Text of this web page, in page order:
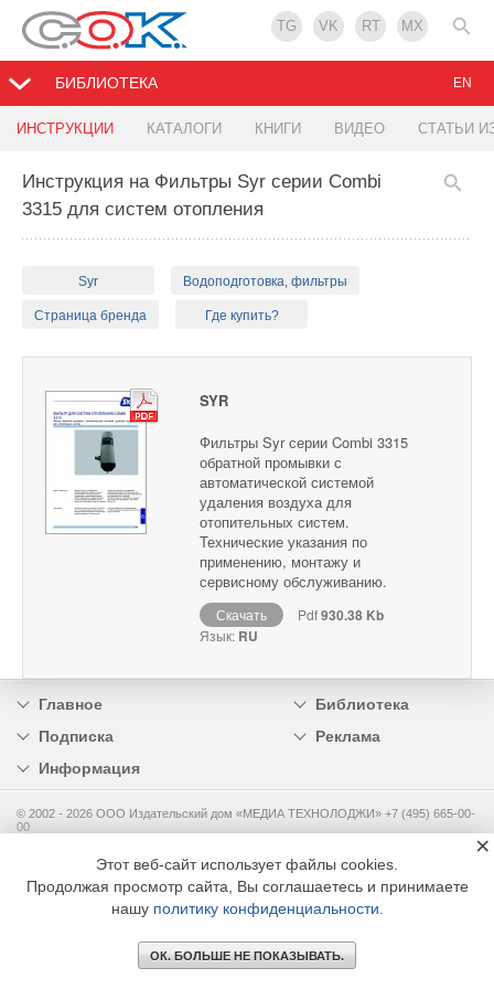
TG VK RT MX
БИБЛИОТЕКА
ИНСТРУКЦИИ КАТАЛОГИ КНИГИ ВИДЕО СТАТЬИ
EN
Инструкция на Фильтры Syr серии Combi
3315 для систем отопления
Syr Водоподготовка, фильтры
Страница бренда Где купить?
SYR
Фильтры Syr серии Combi 3315
обратной промывки с
автоматической системой
удаления воздуха для
отопительных систем.
Технические указания по
применению, монтажу и
сервисному обслуживанию.
Скачать Pdf930.38 Kb
Язык: RU
Главное
Библиотека
Подписка
Реклама
Информация
© 2002 - 2026 OOO Издательский дом «МЕДИА ТЕХНОЛОДЖИ» +7 (495) 665-00-
00
Этот веб-сайт использует файлы cookies.
Продолжая просмотр сайта, Вы соглашаетесь и принимаете
нашу политику конфиденциальности
ОК. БОЛЬШЕ НЕ ПОКАЗЫВАТЬ.
×